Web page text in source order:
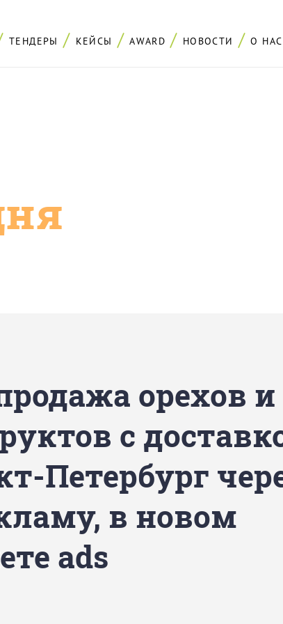
ТЕНДЕРЫ КЕЙСЫ AWARD НОВОСТИ О НАС
орехов и
с
Петербург
в новом
ads